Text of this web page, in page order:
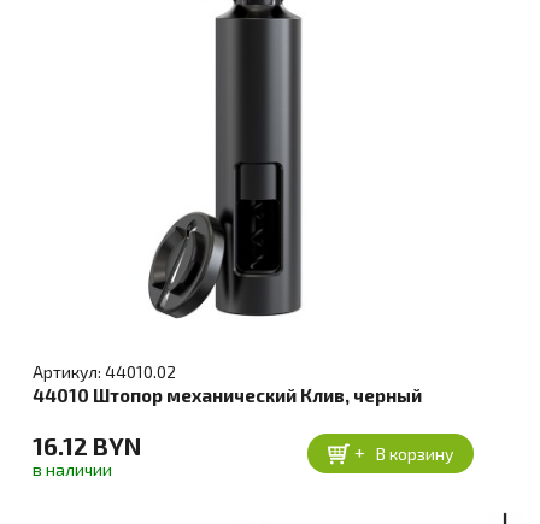
Артикул: 44010.02
44010 Штопор механический Клив, черный
16.12 BYN
в наличии
+ В корзину